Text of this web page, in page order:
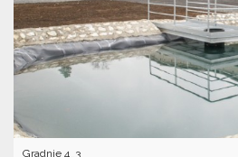
Gradnje 4_3